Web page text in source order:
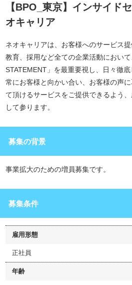
【BPO_東京】インサイド
オキャリア
ネオキャリアは、お客様へのサービス
教育、採用など全ての企業活動におい
STATEMENT」を最重要視し、日々徹底
常にお客様と向かい合い、お客様の声
て頂けるサービスをご提供できるよう
して参ります。
募集の背景
事業拡大のための増員募集です。
募集条件
雇用形態
正社員
年齢